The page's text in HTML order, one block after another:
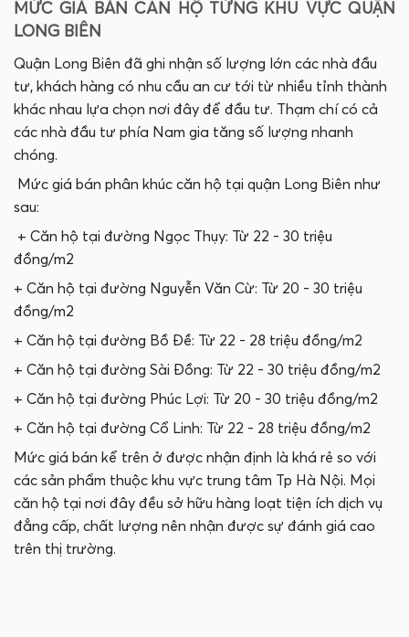
MỨC GIÁ BÁN CĂN HỘ TỪNG KHU VỰC QUẬN
LONG BIÊN
Quận Long Biên đã ghi nhận số lượng lớn các nhà đầu
tư, khách hàng có nhu cầu an cư tới từ nhiều tỉnh thành
khác nhau lựa chọn nơi đây để đầu tư. Thạm chí có cả
các nhà đầu tư phía Nam gia tăng số lượng nhanh
chóng.
Mức giá bán phân khúc căn hộ tại quận Long Biên như
sau:
+ Căn hộ tại đường Ngọc Thụy: Từ 22 - 30 triệu
đồng/m2
+ Căn hộ tại đường Nguyễn Văn Cừ: Từ 20 - 30 triệu
đồng/m2
+ Căn hộ tại đường Bồ Đề: Từ 22 - 28 triệu đồng/m2
+ Căn hộ tại đường Sài Đồng: Từ 22 - 30 triệu đồng/m2
+ Căn hộ tại đường Phúc Lợi: Từ 20 - 30 triệu đồng/m2
+ Căn hộ tại đường Cổ Linh: Từ 22 - 28 triệu đồng/m2
Mức giá bán kể trên ở được nhận định là khá rẻ so với
các sản phẩm thuộc khu vực trung tâm Tp Hà Nội. Mọi
căn hộ tại nơi đây đều sở hữu hàng loạt tiện ích dịch vụ
đẳng cấp, chất lượng nên nhận được sự đánh giá cao
trên thị trường.